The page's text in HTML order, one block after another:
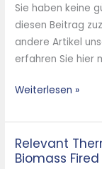
Sie haben keine
diesen Beitrag
andere Artikel
erfahren Sie hier
Anforderungen
anpassen
–
Weiterlesen »
Relevant
Biomass
Relevant
Thermochemical